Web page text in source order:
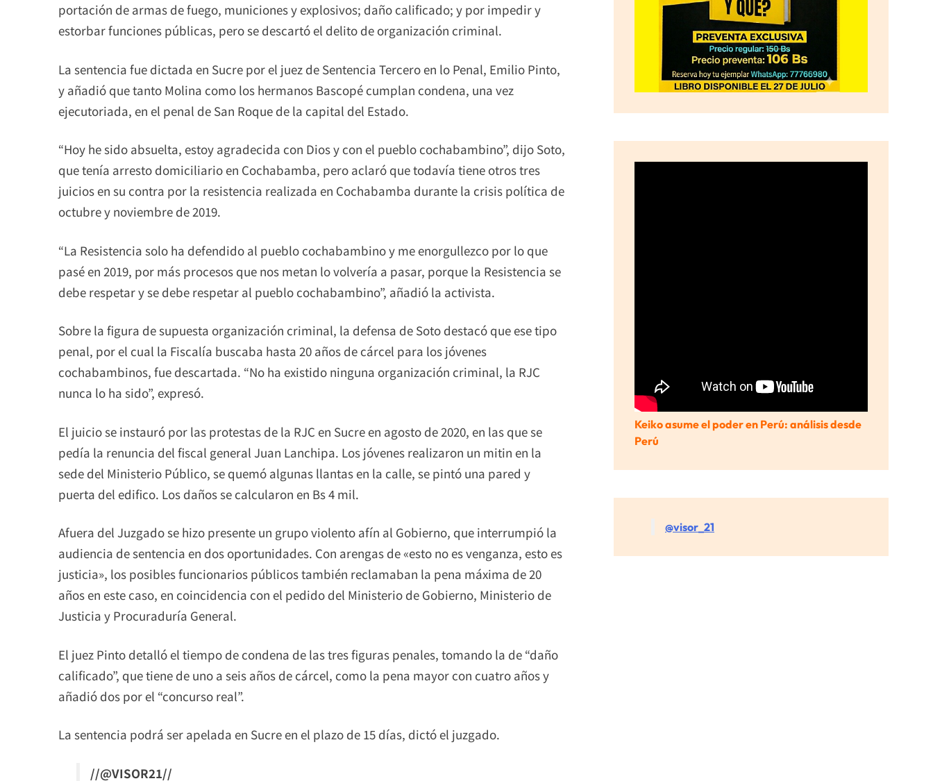
portación de armas de fuego, municiones y explosivos; daño calificado; y por impedir y
estorbar funciones públicas, pero se descartó el delito de organización criminal.
La sentencia fue dictada en Sucre por el juez de Sentencia Tercero en lo Penal, Emilio Pinto,
y añadió que tanto Molina como los hermanos Bascopé cumplan condena, una vez
ejecutoriada, en el penal de San Roque de la capital del Estado.
“Hoy he sido absuelta, estoy agradecida con Dios y con el pueblo cochabambino”, dijo Soto,
que tenía arresto domiciliario en Cochabamba, pero aclaró que todavía tiene otros tres
juicios en su contra por la resistencia realizada en Cochabamba durante la crisis política de
octubre y noviembre de 2019.
“La Resistencia solo ha defendido al pueblo cochabambino y me enorgullezco por lo que
pasé en 2019, por más procesos que nos metan lo volvería a pasar, porque la Resistencia se
debe respetar y se debe respetar al pueblo cochabambino”, añadió la activista.
Sobre la figura de supuesta organización criminal, la defensa de Soto destacó que ese tipo
penal, por el cual la Fiscalía buscaba hasta 20 años de cárcel para los jóvenes
cochabambinos, fue descartada. “No ha existido ninguna organización criminal, la RJC
nunca lo ha sido”, expresó.
El juicio se instauró por las protestas de la RJC en Sucre en agosto de 2020, en las que se
pedía la renuncia del fiscal general Juan Lanchipa. Los jóvenes realizaron un mitin en la
sede del Ministerio Público, se quemó algunas llantas en la calle, se pintó una pared y
puerta del edifico. Los daños se calcularon en Bs 4 mil.
Afuera del Juzgado se hizo presente un grupo violento afín al Gobierno, que interrumpió la
audiencia de sentencia en dos oportunidades. Con arengas de «esto no es venganza, esto es
justicia», los posibles funcionarios públicos también reclamaban la pena máxima de 20
años en este caso, en coincidencia con el pedido del Ministerio de Gobierno, Ministerio de
Justicia y Procuraduría General.
El juez Pinto detalló el tiempo de condena de las tres figuras penales, tomando la de “daño
calificado”, que tiene de uno a seis años de cárcel, como la pena mayor con cuatro años y
añadió dos por el “concurso real”.
La sentencia podrá ser apelada en Sucre en el plazo de 15 días, dictó el juzgado.
//@VISOR21//
Keiko asume el poder en Perú: análisis desde
Perú
@visor_21